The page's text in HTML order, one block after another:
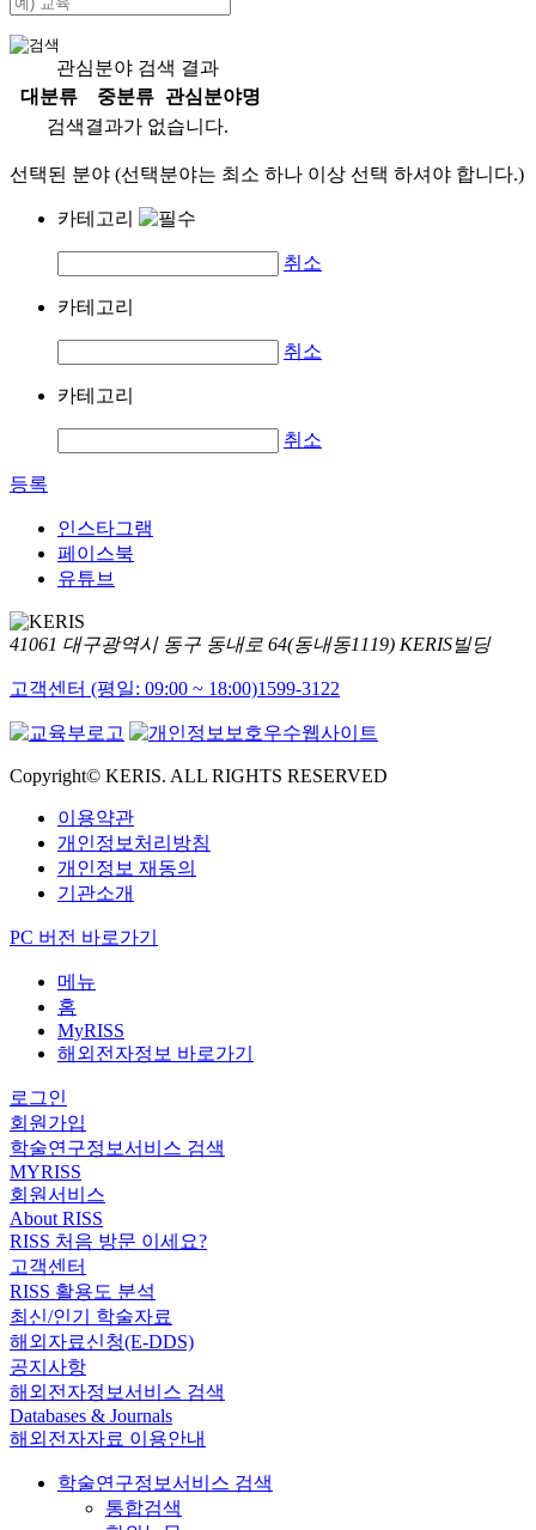
관심분야 검색 결과
대분류
중분류
관심분야명
검색결과가 없습니다.
선택된 분야 (선택분야는 최소 하나 이상 선택 하셔야 합니다.)
카테고리
취소
카테고리
취소
카테고리
취소
등록
인스타그램
페이스북
유튜브
41061 대구광역시 동구 동내로 64(동내동1119) KERIS빌딩
고객센터 (평일: 09:00 ~ 18:00)1599-3122
Copyright© KERIS. ALL RIGHTS RESERVED
이용약관
개인정보처리방침
개인정보 재동의
기관소개
PC 버전 바로가기
메뉴
홈
MyRISS
해외전자정보 바로가기
로그인
회원가입
학술연구정보서비스 검색
MYRISS
회원서비스
About RISS
RISS 처음 방문 이세요?
고객센터
RISS 활용도 분석
최신/인기 학술자료
해외자료신청(E-DDS)
공지사항
해외전자정보서비스 검색
Databases & Journals
해외전자자료 이용안내
학술연구정보서비스 검색
통합검색